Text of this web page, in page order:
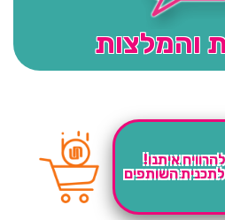
והמלצות
איתנו!
השותפים